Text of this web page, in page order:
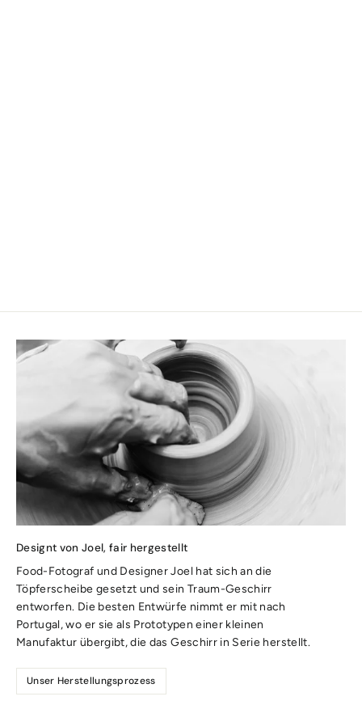
Designt von Joel, fair hergestellt
Food-Fotograf und Designer Joel hat sich an die
Töpferscheibe gesetzt und sein Traum-Geschirr
entworfen. Die besten Entwürfe nimmt er mit nach
Portugal, wo er sie als Prototypen einer kleinen
Manufaktur übergibt, die das Geschirr in Serie herstellt.
Unser Herstellungsprozess